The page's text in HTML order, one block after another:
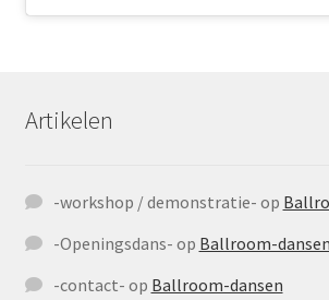
Artikelen
-workshop / demonstratie- op
-Openingsdans- op Ballroom-dansen
-contact- op Ballroom-dansen